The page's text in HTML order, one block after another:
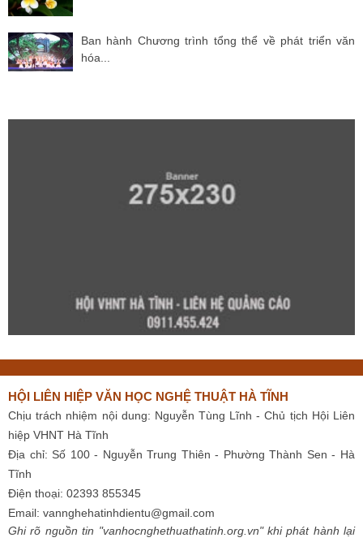
Ban hành Chương trình tổng thể về phát triển văn
hóa...
HỘI LIÊN HIỆP VĂN HỌC NGHỆ THUẬT HÀ TĨNH
Chịu trách nhiệm nội dung: Nguyễn Tùng Lĩnh - Chủ tịch Hội Liên
hiệp VHNT Hà Tĩnh
Địa chỉ: Số 100 - Nguyễn Trung Thiên - Phường Thành Sen - Hà
Tĩnh
Điện thoại: 02393 855345
Email: vannghehatinhdientu@gmail.com
Ghi rõ nguồn tin "vanhocnghethuathatinh.org.vn" khi phát hành lại